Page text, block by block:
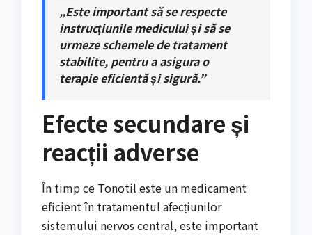
„Este important să se respecte
instrucțiunile medicului și să se
urmeze schemele de tratament
stabilite, pentru a asigura o
terapie eficientă și sigură.”
Efecte secundare și
reacții adverse
În timp ce Tonotil este un medicament
eficient în tratamentul afecțiunilor
sistemului nervos central, este important